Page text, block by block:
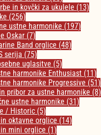
in kovčki za ukulele (13)
(256)
ustne harmonike (197)
Oskar (7)
Band orglice (48)
serija (75)
uglasitve (5)
harmonike Enthusiast (11)
harmonike Progressive (51)
pribor za ustne harmonike (8)
ustne harmonike (31)
/ Historic (5)
oktavne orglice (14)
mini orglice (1)